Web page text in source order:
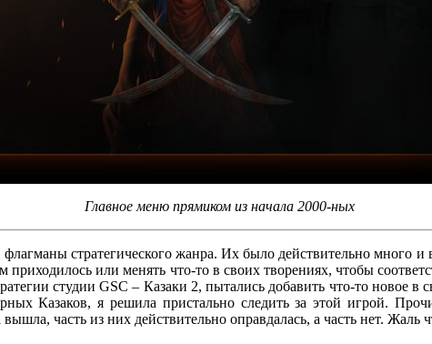
Главное меню прямиком из начала 2000-ных
стратегического жанра. Их было действительно много и
или менять что-то в своих творениях, чтобы
студии GSC – Казаки 2, пытались добавить что-то новое
Казаков, я решила пристально следить за этой игрой.
часть из них действительно оправдалась, а часть нет. Жаль